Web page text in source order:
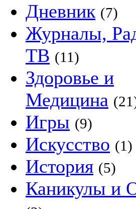
Дневник (7)
Журналы,
ТВ (11)
Здоровье и
Медицина
Игры (9)
Искусство (1)
История (5)
Каникулы и